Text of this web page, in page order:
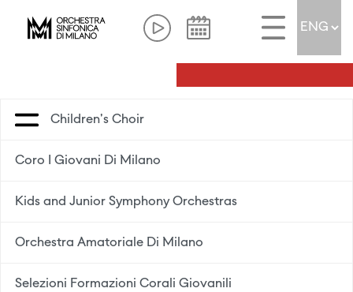
Children's Choir
Coro I Giovani Di Milano
Kids and Junior Symphony Orchestras
Orchestra Amatoriale Di Milano
Selezioni Formazioni Corali Giovanili